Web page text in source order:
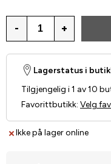
- +
Ikke på lager online
Lagerstatus i
Tilgjengelig i 1 av 10
Favorittbutikk: Velg